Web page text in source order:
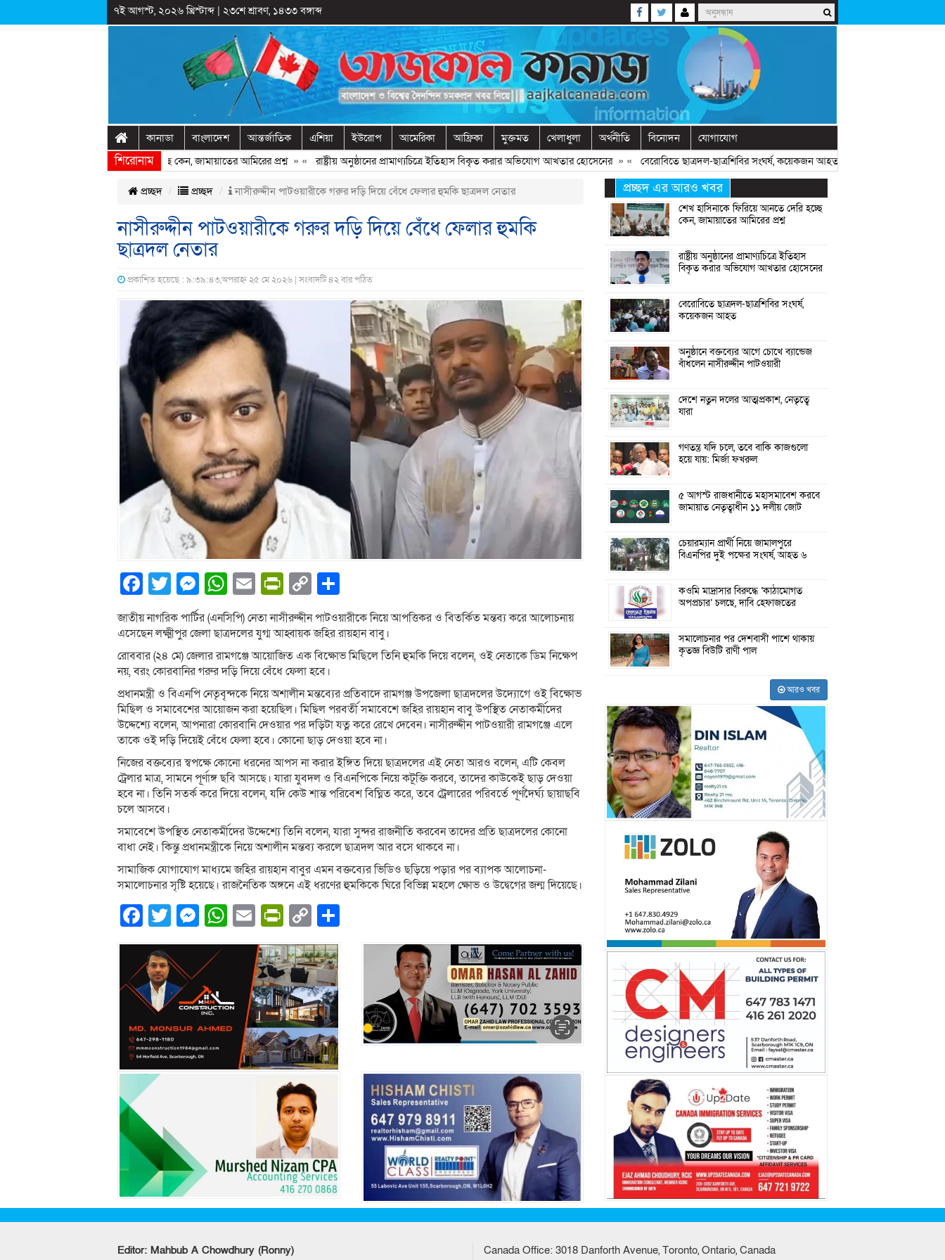
৭ই আগস্ট, ২০২৬ খ্রিস্টাব্দ| ২৩শে শ্রাবণ, ১৪৩৩ বঙ্গাব্দ
কানাডা বাংলাদেশ আন্তর্জাতিক এশিয়া ইউরোপ আমেরিকা আফ্রিকা মুক্তমত খেলাধুলা অর্থনীতি বিনোদন যোগাযোগ
শিরোনাম
হাসিনাকে ফিরিয়ে আনতে দেরি হচ্ছে কেন, জামায়াতের আমিরের প্রশ্ন» « রাষ্ট্রীয় অনুষ্ঠানের প্রামাণ্যচিত্রে ইতিহাস বিকৃত করার অভিযোগ আখতার হোসেনের» « বেরোবিতে ছাত্রদল-ছাত্রশিবির সংঘর্ষ, কয়েকজন আহত» «
প্রচ্ছদ প্রচ্ছদ নাসীরুদ্দীন পাটওয়ারীকে গরুর দড়ি দিয়ে বেঁধে ফেলার হুমকি ছাত্রদল নেতার
নাসীরুদ্দীন পাটওয়ারীকে গরুর দড়ি দিয়ে বেঁধে ফেলার হুমকি
ছাত্রদল নেতার
প্রকাশিত হয়েছে : ৯:৩৯:৪৩,অপরাহ্ন ২৫ মে ২০২৬ | সংবাদটি ৪২ বার পঠিত
Facebook
Twitter
Messenger
WhatsApp
EmailPrintFriendly
Copy
Link
জাতীয় নাগরিক পার্টির (এনসিপি) নেতা নাসীরুদ্দীন পাটওয়ারীকে নিয়ে আপত্তিকর ও বিতর্কিত মন্তব্য করে আলোচনায়
এসেছেন লক্ষ্মীপুর জেলা ছাত্রদলের যুগ্ম আহ্বায়ক জহির রায়হান বাবু।
রোববার (২৪ মে) জেলার রামগঞ্জে আয়োজিত এক বিক্ষোভ মিছিলে তিনি হুমকি দিয়ে বলেন, ওই নেতাকে ডিম নিক্ষেপ
নয়, বরং কোরবানির গরুর দড়ি দিয়ে বেঁধে ফেলা হবে।
প্রধানমন্ত্রী ও বিএনপি নেতৃবৃন্দকে নিয়ে অশালীন মন্তব্যের প্রতিবাদে রামগঞ্জ উপজেলা ছাত্রদলের উদ্যোগে ওই বিক্ষোভ
মিছিল ও সমাবেশের আয়োজন করা হয়েছিল। মিছিল পরবর্তী সমাবেশে জহির রায়হান বাবু উপস্থিত নেতাকর্মীদের
উদ্দেশ্যে বলেন, আপনারা কোরবানি দেওয়ার পর দড়িটা যত্ন করে রেখে দেবেন। নাসীরুদ্দীন পাটওয়ারী রামগঞ্জে এলে
তাকে ওই দড়ি দিয়েই বেঁধে ফেলা হবে। কোনো ছাড় দেওয়া হবে না।
নিজের বক্তব্যের স্বপক্ষে কোনো ধরনের আপস না করার ইঙ্গিত দিয়ে ছাত্রদলের এই নেতা আরও বলেন, এটি কেবল
ট্রেলার মাত্র, সামনে পূর্ণাঙ্গ ছবি আসছে। যারা যুবদল ও বিএনপিকে নিয়ে কটূক্তি করবে, তাদের কাউকেই ছাড় দেওয়া
হবে না। তিনি সতর্ক করে দিয়ে বলেন, যদি কেউ শান্ত পরিবেশ বিঘ্নিত করে, তবে ট্রেলারের পরিবর্তে পূর্ণদৈর্ঘ্য ছায়াছবি
চলে আসবে।
সমাবেশে উপস্থিত নেতাকর্মীদের উদ্দেশ্যে তিনি বলেন, যারা সুন্দর রাজনীতি করবেন তাদের প্রতি ছাত্রদলের কোনো
বাধা নেই। কিন্তু প্রধানমন্ত্রীকে নিয়ে অশালীন মন্তব্য করলে ছাত্রদল আর বসে থাকবে না।
সামাজিক যোগাযোগ মাধ্যমে জহির রায়হান বাবুর এমন বক্তব্যের ভিডিও ছড়িয়ে পড়ার পর ব্যাপক আলোচনা-
সমালোচনার সৃষ্টি হয়েছে। রাজনৈতিক অঙ্গনে এই ধরণের হুমকিকে ঘিরে বিভিন্ন মহলে ক্ষোভ ও উদ্বেগের জন্ম দিয়েছে।
Facebook
Twitter
Messenger
WhatsApp
EmailPrintFriendly
Copy
Link
প্রচ্ছদ এর আরও খবর
শেখ হাসিনাকে ফিরিয়ে আনতে দেরি হচ্ছে
কেন, জামায়াতের আমিরের প্রশ্ন
রাষ্ট্রীয় অনুষ্ঠানের প্রামাণ্যচিত্রে ইতিহাস
বিকৃত করার অভিযোগ আখতার হোসেনের
বেরোবিতে ছাত্রদল-ছাত্রশিবির সংঘর্ষ,
কয়েকজন আহত
অনুষ্ঠানে বক্তব্যের আগে চোখে ব্যান্ডেজ
বাঁধলেন নাসীরুদ্দীন পাটওয়ারী
দেশে নতুন দলের আত্মপ্রকাশ, নেতৃত্বে
যারা
গণতন্ত্র যদি চলে, তবে বাকি কাজগুলো
হয়ে যায়: মির্জা ফখরুল
৫ আগস্ট রাজধানীতে মহাসমাবেশ করবে
জামায়াত নেতৃত্বাধীন ১১ দলীয় জোট
চেয়ারম্যান প্রার্থী নিয়ে জামালপুরে
বিএনপির দুই পক্ষের সংঘর্ষ, আহত ৬
কওমি মাদ্রাসার বিরুদ্ধে ‘কাঠামোগত
অপপ্রচার’ চলছে, দাবি হেফাজতের
সমালোচনার পর দেশবাসী পাশে থাকায়
কৃতজ্ঞ বিউটি রাণী পাল
আরও খবর
Editor: Mahbub A Chowdhury (Ronny)
Canada Office: 3018 Danforth Avenue, Toronto, Ontario, Canada